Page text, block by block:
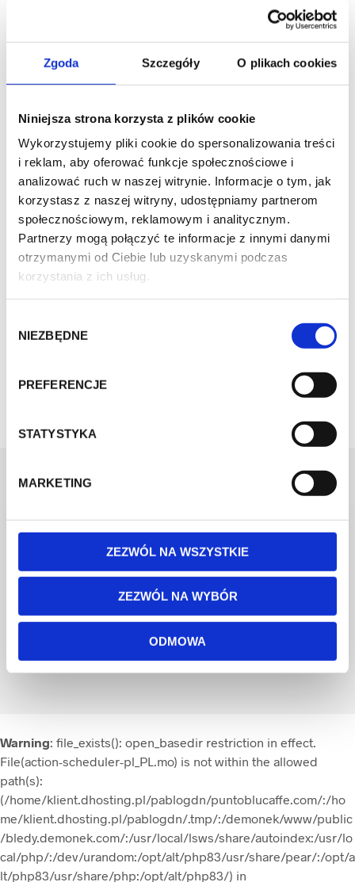
Zgoda Szczegóły O plikach cookies
Niniejsza strona korzysta z plików cookie
Wykorzystujemy pliki cookie do spersonalizowania treści
i reklam, aby oferować funkcje społecznościowe i
analizować ruch w naszej witrynie. Informacje o tym, jak
korzystasz z naszej witryny, udostępniamy partnerom
społecznościowym, reklamowym i analitycznym.
Partnerzy mogą połączyć te informacje z innymi danymi
otrzymanymi od Ciebie lub uzyskanymi podczas
korzystania z ich usług.
NIEZBĘDNE
PREFERENCJE
STATYSTYKA
MARKETING
ZEZWÓL NA WSZYSTKIE
ZEZWÓL NA WYBÓR
ODMOWA
blog sriracha, distillery ugh small batch retro literally coloring book
- Finest Italian Roasted Coffee |
Polityka prywatności|Polityka cookies|Regulamin
Warning: file_exists(): open_basedir restriction in effect.
File(action-scheduler-pl_PL.mo) is not within the allowed
path(s):
(/home/klient.dhosting.pl/pablogdn/puntoblucaffe.com/:/ho
me/klient.dhosting.pl/pablogdn/.tmp/:/demonek/www/public
/bledy.demonek.com/:/usr/local/lsws/share/autoindex:/usr/lo
cal/php/:/dev/urandom:/opt/alt/php83/usr/share/pear/:/opt/a
lt/php83/usr/share/php:/opt/alt/php83/) in